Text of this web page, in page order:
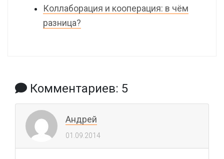
Коллаборация и кооперация: в чём
разница?
Комментариев: 5
Андрей
01.09.2014